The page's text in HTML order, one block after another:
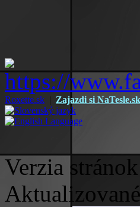
Roxette.sk | Zajazdi si NaTesle.sk
Verzia